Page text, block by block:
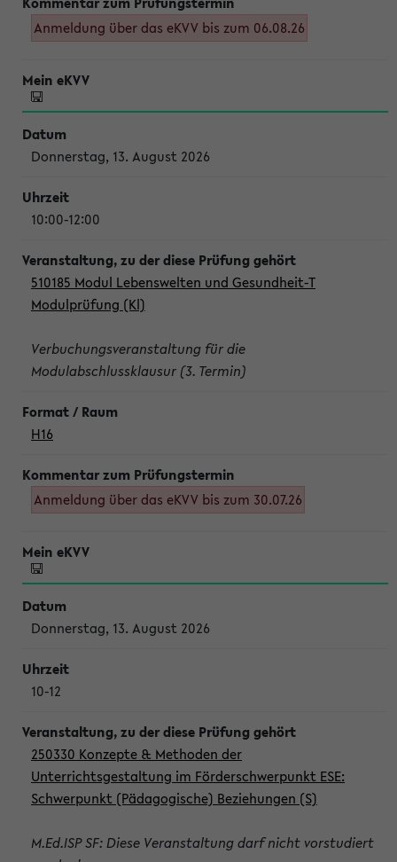
Anmeldung über das eKVV bis zum 06.08.26
Donnerstag, 13. August 2026
10:00-12:00
510185 Modul Lebenswelten und Gesundheit-T
Modulprüfung (Kl)
Verbuchungsveranstaltung für die
Modulabschlussklausur (3. Termin)
H16
Anmeldung über das eKVV bis zum 30.07.26
Donnerstag, 13. August 2026
10-12
250330 Konzepte & Methoden der
Unterrichtsgestaltung im Förderschwerpunkt ESE:
Schwerpunkt (Pädagogische) Beziehungen (S)
M.Ed.ISP SF: Diese Veranstaltung darf nicht vorstudiert